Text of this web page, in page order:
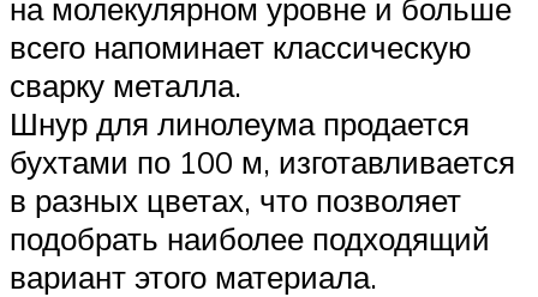
на молекулярном уровне и больше
всего напоминает классическую
сварку металла.
Шнур для линолеума продается
бухтами по 100 м, изготавливается
в разных цветах, что позволяет
подобрать наиболее подходящий
вариант этого материала.